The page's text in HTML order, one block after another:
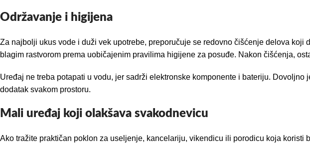
Održavanje i higijena
Za najbolji ukus vode i duži vek upotrebe, preporučuje se redovno čišćenje delova
blagim rastvorom prema uobičajenim pravilima higijene za posuđe. Nakon čišćenja,
Uređaj ne treba potapati u vodu, jer sadrži elektronske komponente i bateriju.
dodatak svakom prostoru.
Mali uređaj koji olakšava svakodnevicu
Ako tražite praktičan poklon za useljenje, kancelariju, vikendicu ili porodicu koja